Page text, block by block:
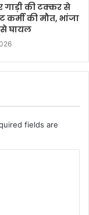
गाड़ी की टक्कर से
कर्मी की मौत, भांजा
घायल
fields are